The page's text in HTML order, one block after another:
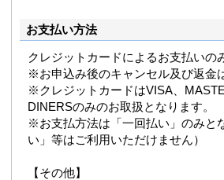
お支払い方法
クレジットカードによるお支払いの
※お申込み後のキャンセル及び返金
※クレジットカードはVISA、
DINERSのみのお取扱となります。
※お支払方法は「一回払い」のみと
い」等はご利用いただけません）
【その他】